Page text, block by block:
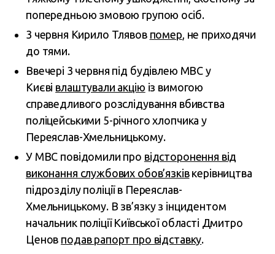
попередньою змовою групою осіб.
3 червня Кирило Тлявов помер, не приходячи
до тями.
Ввечері 3 червня під будівлею МВС у
Києві влаштували акцію із вимогою
справедливого розслідування вбивства
поліцейськими 5-річного хлопчика у
Переяслав-Хмельницькому.
У МВС повідомили про відсторонення від
виконання службових обов’язківкерівництва
підрозділу поліції в Переяслав-
Хмельницькому. В зв’язку з інцидентом
начальник поліції Київської області Дмитро
Ценов подав рапорт про відставку.